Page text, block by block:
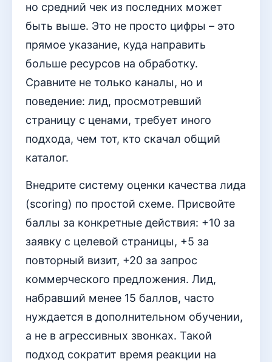
но средний чек из последних может
быть выше. Это не просто цифры – это
прямое указание, куда направить
больше ресурсов на обработку.
Сравните не только каналы, но и
поведение: лид, просмотревший
страницу с ценами, требует иного
подхода, чем тот, кто скачал общий
каталог.
Внедрите систему оценки качества лида
(scoring) по простой схеме. Присвойте
баллы за конкретные действия: +10 за
заявку с целевой страницы, +5 за
повторный визит, +20 за запрос
коммерческого предложения. Лид,
набравший менее 15 баллов, часто
нуждается в дополнительном обучении,
а не в агрессивных звонках. Такой
подход сократит время реакции на